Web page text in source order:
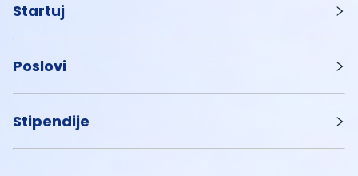
Startuj
Poslovi
Stipendije